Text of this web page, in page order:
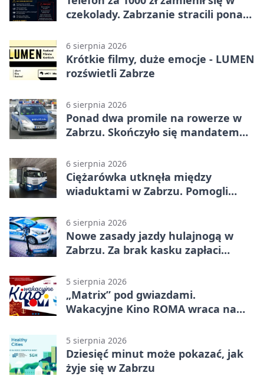
czekolady. Zabrzanie stracili ponad
6 sierpnia 2026
Krótkie filmy, duże emocje - LUMEN
rozświetli Zabrze
6 sierpnia 2026
Ponad dwa promile na rowerze w
Zabrzu. Skończyło się mandatem
6 sierpnia 2026
Ciężarówka utknęła między
wiaduktami w Zabrzu. Pomogli
6 sierpnia 2026
Nowe zasady jazdy hulajnogą w
Zabrzu. Za brak kasku zapłaci
5 sierpnia 2026
„Matrix” pod gwiazdami.
Wakacyjne Kino ROMA wraca na
5 sierpnia 2026
Dziesięć minut może pokazać, jak
żyje się w Zabrzu